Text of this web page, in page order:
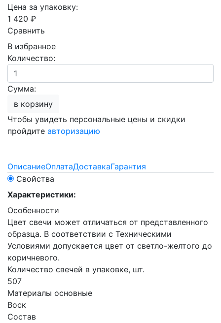
Цена за упаковку:
1 420 ₽
Сравнить
В избранное
Количество:
Сумма:
в корзину
Чтобы увидеть персональные цены и скидки
пройдите авторизацию
ОписаниеОплатаДоставкаГарантия
Свойства
Характеристики:
Особенности
Цвет свечи может отличаться от представленного
образца. В соответствии с Техническими
Условиями допускается цвет от светло-желтого до
коричневого.
Количество свечей в упаковке, шт.
507
Материалы основные
Воск
Состав